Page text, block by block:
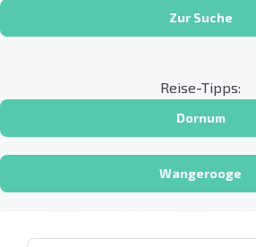
Zur Suche
Reise-Tipps:
Dornum
Wangerooge